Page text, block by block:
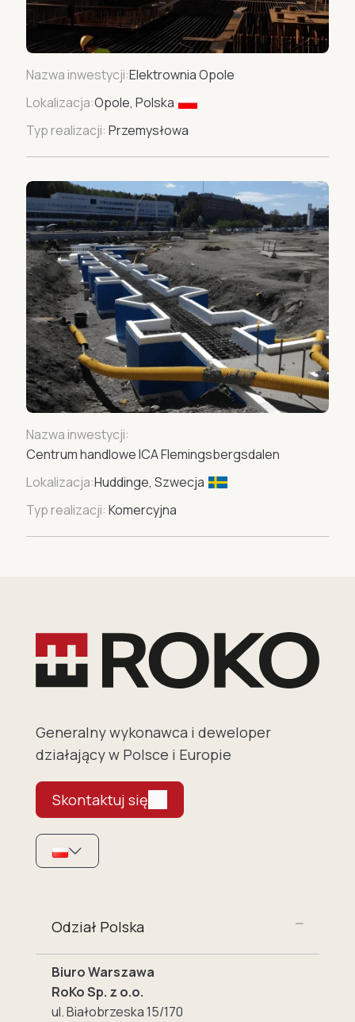
Nazwa inwestycji:Elektrownia Opole
Lokalizacja:Opole, Polska
Typ realizacji: Przemysłowa
Nazwa inwestycji:
Centrum handlowe ICA Flemingsbergsdalen
Lokalizacja:Huddinge, Szwecja
Typ realizacji: Komercyjna
Generalny wykonawca i deweloper
działający w Polsce i Europie
Skontaktuj się
Odział Polska
Biuro Warszawa
RoKo Sp. z o.o.
ul. Białobrzeska 15/170